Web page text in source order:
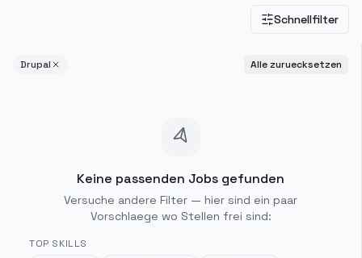
Schnellfilter
Drupal Alle zuruecksetzen
Keine passenden Jobs gefunden
Versuche andere Filter — hier sind ein paar
Vorschlaege wo Stellen frei sind:
TOP SKILLS